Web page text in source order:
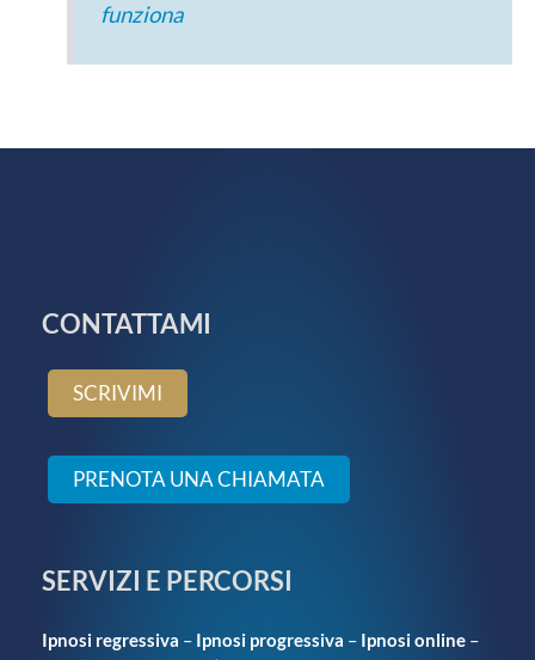
funziona
CONTATTAMI
SCRIVIMI
PRENOTA UNA CHIAMATA
SERVIZI E PERCORSI
Ipnosi regressiva – Ipnosi progressiva – Ipnosi online –